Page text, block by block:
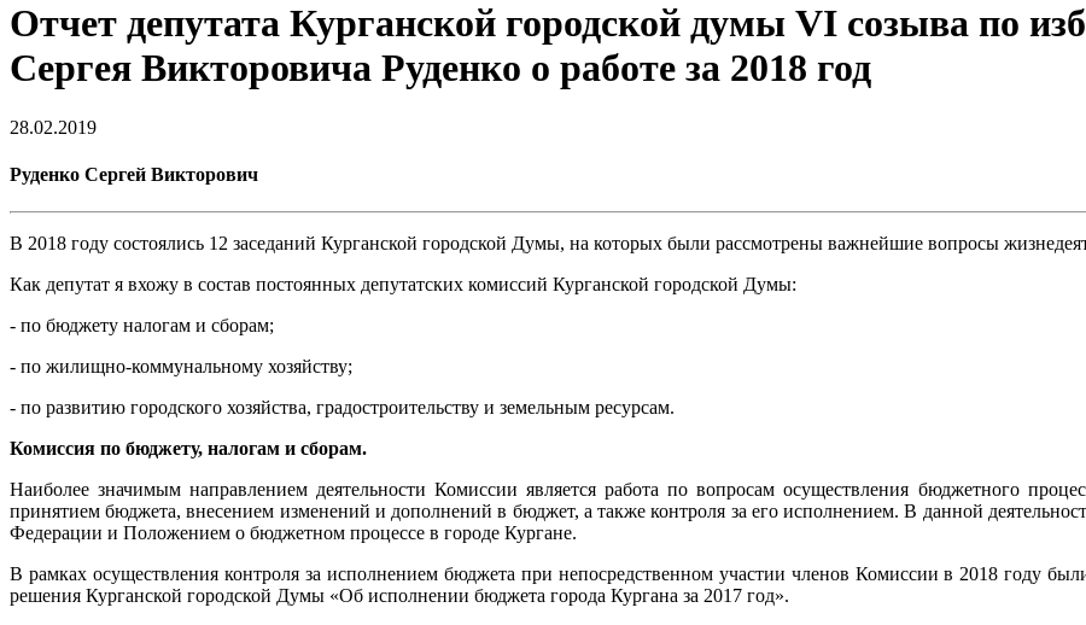
Отчет депутата Курганской городской думы VI созыва по
Сергея Викторовича Руденко о работе за 2018 год
28.02.2019
Руденко Сергей Викторович
В 2018 году состоялись 12 заседаний Курганской городской Думы, на которых были рассмотрены важнейшие вопросы
Как депутат я вхожу в состав постоянных депутатских комиссий Курганской городской Думы:
- по бюджету налогам и сборам;
- по жилищно-коммунальному хозяйству;
- по развитию городского хозяйства, градостроительству и земельным ресурсам.
Комиссия по бюджету, налогам и сборам.
Наиболее значимым направлением деятельности Комиссии является работа по вопросам осуществления бюджетного
принятием бюджета, внесением изменений и дополнений в бюджет, а также контроля за его исполнением. В данной
Федерации и Положением о бюджетном процессе в городе Кургане.
В рамках осуществления контроля за исполнением бюджета при непосредственном участии членов Комиссии в 2018 году
решения Курганской городской Думы «Об исполнении бюджета города Кургана за 2017 год».